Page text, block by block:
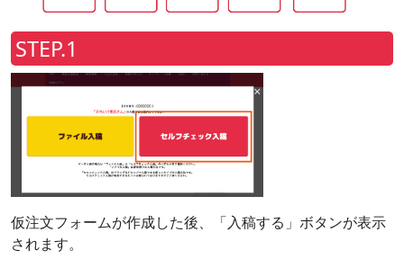
STEP.1
仮注文フォームが作成した後、「入稿する」ボタンが表示
されます。